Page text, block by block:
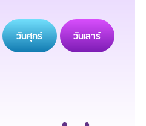
วันศุกร์ วันเสาร์